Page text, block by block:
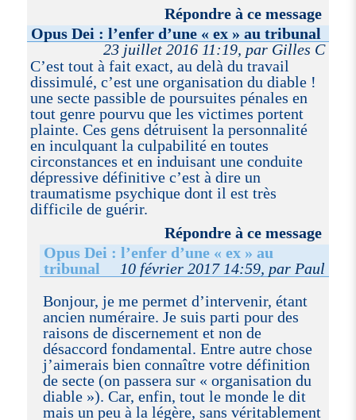
Répondre à ce message
Opus Dei : l’enfer d’une « ex » au tribunal
23 juillet 2016 11:19, par Gilles C
C’est tout à fait exact, au delà du travail
dissimulé, c’est une organisation du diable !
une secte passible de poursuites pénales en
tout genre pourvu que les victimes portent
plainte. Ces gens détruisent la personnalité
en inculquant la culpabilité en toutes
circonstances et en induisant une conduite
dépressive définitive c’est à dire un
traumatisme psychique dont il est très
difficile de guérir.
Répondre à ce message
Opus Dei : l’enfer d’une « ex » au
tribunal
10 février 2017 14:59, par Paul
Bonjour, je me permet d’intervenir, étant
ancien numéraire. Je suis parti pour des
raisons de discernement et non de
désaccord fondamental. Entre autre chose
j’aimerais bien connaître votre définition
de secte (on passera sur « organisation du
diable »). Car, enfin, tout le monde le dit
mais un peu à la légère, sans véritablement